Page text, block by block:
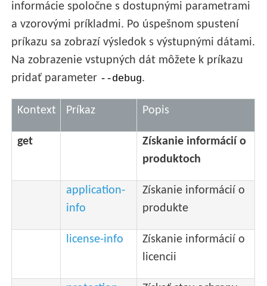
informácie spoločne s dostupnými parametrami
a vzorovými príkladmi. Po úspešnom spustení
príkazu sa zobrazí výsledok s výstupnými dátami.
Na zobrazenie vstupných dát môžete k príkazu
pridať parameter --debug.
Kontext Príkaz Popis
get
Získanie informácií o
produktoch
application-
info
Získanie informácií o
produkte
license-info
Získanie informácií o
licencii